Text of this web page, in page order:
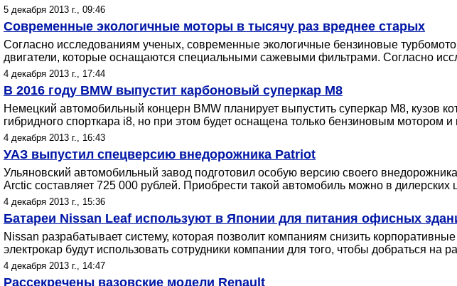
5 декабря 2013 г., 09:46
Современные экологичные моторы в тысячу раз вреднее старых
Согласно исследованиям ученых, современные экологичные бензиновые
двигатели, которые оснащаются специальными сажевыми фильтрами. Согласно
4 декабря 2013 г., 17:44
В 2016 году BMW выпустит карбоновый суперкар M8
Немецкий автомобильный концерн BMW планирует выпустить суперкар M8, кузов
гибридного спорткара i8, но при этом будет оснащена только бензиновым мотором и
4 декабря 2013 г., 16:43
УАЗ выпустил спецверсию внедорожника Patriot
Ульяновский автомобильный завод подготовил особую версию своего
Arctic составляет 725 000 рублей. Приобрести такой автомобиль можно в дилерских
4 декабря 2013 г., 15:36
Батареи Nissan Leaf используют в Японии для питания офисных
Nissan разрабатывает систему, которая позволит компаниям снизить
электрокар будут использовать сотрудники компании для того, чтобы добраться на
4 декабря 2013 г., 14:47
Рассекречены вазовские модели Renault